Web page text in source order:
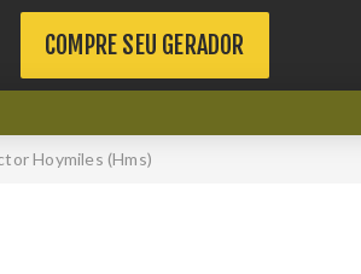
COMPRE SEU GERADOR
Hoymiles (Hms)